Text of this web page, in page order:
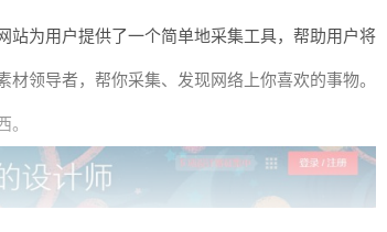
为用户提供了一个简单地采集工具，帮助用户将
材领导者，帮你采集、发现网络上你喜欢的事物。
。